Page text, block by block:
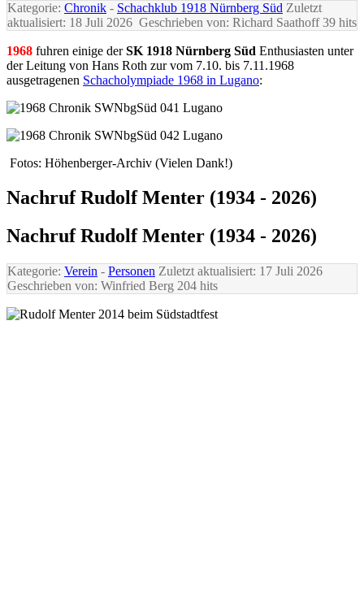
Kategorie: Chronik - Schachklub 1918 Nürnberg Süd Zuletzt
aktualisiert: 18 Juli 2026 Geschrieben von: Richard Saathoff39 hits
1968 fuhren einige derSK 1918 Nürnberg Süd Enthusiasten unter
der Leitung von Hans Roth zur vom 7.10. bis 7.11.1968
ausgetragenen Schacholympiade 1968 in Lugano:
Fotos: Höhenberger-Archiv (Vielen Dank!)
Nachruf Rudolf Menter (1934 - 2026)
Nachruf Rudolf Menter (1934 - 2026)
Kategorie: Verein - Personen Zuletzt aktualisiert: 17 Juli 2026
Geschrieben von: Winfried Berg 204 hits